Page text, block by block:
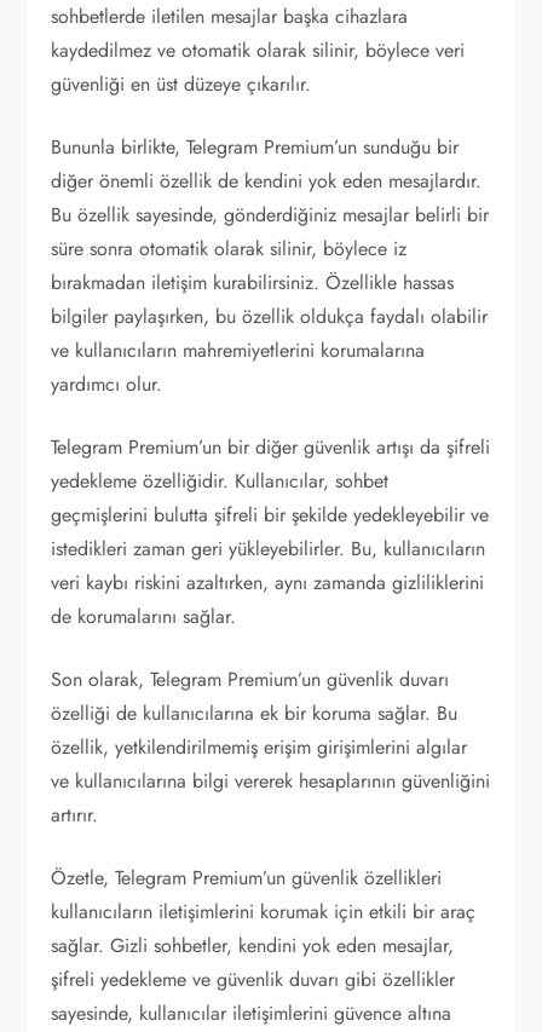
sohbetlerde iletilen mesajlar başka cihazlara
kaydedilmez ve otomatik olarak silinir, böylece veri
güvenliği en üst düzeye çıkarılır.
Bununla birlikte, Telegram Premium’un sunduğu bir
diğer önemli özellik de kendini yok eden mesajlardır.
Bu özellik sayesinde, gönderdiğiniz mesajlar belirli bir
süre sonra otomatik olarak silinir, böylece iz
bırakmadan iletişim kurabilirsiniz. Özellikle hassas
bilgiler paylaşırken, bu özellik oldukça faydalı olabilir
ve kullanıcıların mahremiyetlerini korumalarına
yardımcı olur.
Telegram Premium’un bir diğer güvenlik artışı da şifreli
yedekleme özelliğidir. Kullanıcılar, sohbet
geçmişlerini bulutta şifreli bir şekilde yedekleyebilir ve
istedikleri zaman geri yükleyebilirler. Bu, kullanıcıların
veri kaybı riskini azaltırken, aynı zamanda gizliliklerini
de korumalarını sağlar.
Son olarak, Telegram Premium’un güvenlik duvarı
özelliği de kullanıcılarına ek bir koruma sağlar. Bu
özellik, yetkilendirilmemiş erişim girişimlerini algılar
ve kullanıcılarına bilgi vererek hesaplarının güvenliğini
artırır.
Özetle, Telegram Premium’un güvenlik özellikleri
kullanıcıların iletişimlerini korumak için etkili bir araç
sağlar. Gizli sohbetler, kendini yok eden mesajlar,
şifreli yedekleme ve güvenlik duvarı gibi özellikler
sayesinde, kullanıcılar iletişimlerini güvence altına